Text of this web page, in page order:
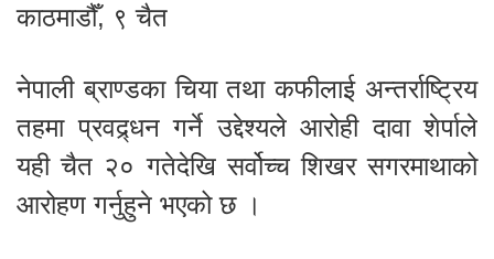
काठमाडौँ, ९ चैत
नेपाली ब्राण्डका चिया तथा कफीलाई अन्तर्राष्ट्रिय
तहमा प्रवद्र्धन गर्ने उद्देश्यले आरोही दावा शेर्पाले
यही चैत २० गतेदेखि सर्वोच्च शिखर सगरमाथाको
आरोहण गर्नुहुने भएको छ ।